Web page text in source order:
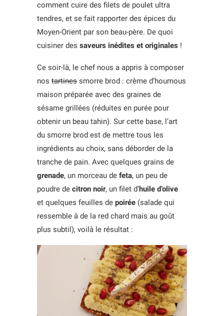
comment cuire des filets de poulet ultra
tendres, et se fait rapporter des épices du
Moyen-Orient par son beau-père. De quoi
cuisiner des saveurs inédites et originales !
Ce soir-là, le chef nous a appris à composer
nos tartines smorre brod : crème d’houmous
maison préparée avec des graines de
sésame grillées (réduites en purée pour
obtenir un beau tahin). Sur cette base, l’art
du smorre brod est de mettre tous les
ingrédients au choix, sans déborder de la
tranche de pain. Avec quelques grains de
grenade, un morceau de feta, un peu de
poudre de citron noir, un filet d’huile d’olive
et quelques feuilles de poirée (salade qui
ressemble à de la red chard mais au goût
plus subtil), voilà le résultat :